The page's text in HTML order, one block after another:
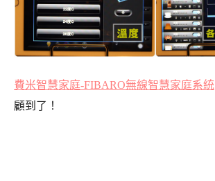
費米智慧家庭-FIBARO無線智慧家庭系統
顧到了！